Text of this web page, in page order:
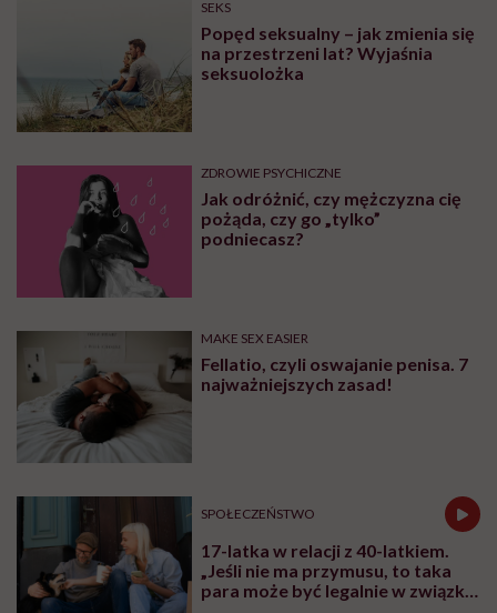
SEKS
Popęd seksualny – jak zmienia się
na przestrzeni lat? Wyjaśnia
seksuolożka
ZDROWIE PSYCHICZNE
Jak odróżnić, czy mężczyzna cię
pożąda, czy go „tylko”
podniecasz?
MAKE SEX EASIER
Fellatio, czyli oswajanie penisa. 7
najważniejszych zasad!
SPOŁECZEŃSTWO
17-latka w relacji z 40-latkiem.
„Jeśli nie ma przymusu, to taka
para może być legalnie w związku.